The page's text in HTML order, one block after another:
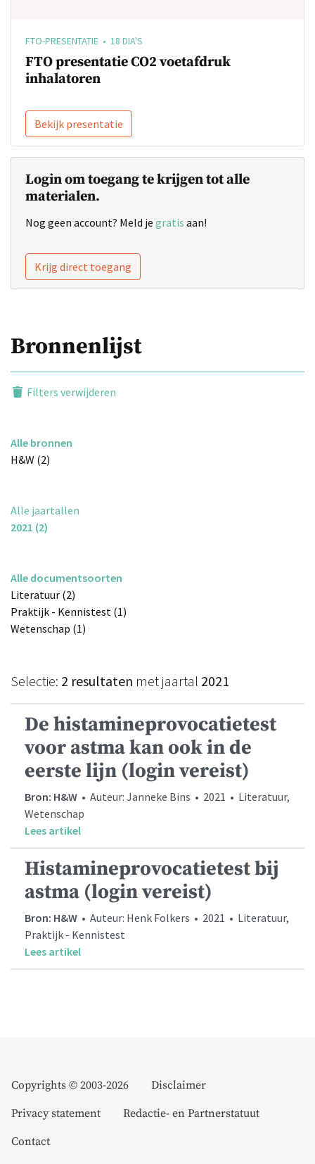
FTO-PRESENTATIE • 18 DIA'S
FTO presentatie CO2 voetafdruk
inhalatoren
Bekijk presentatie
Login om toegang te krijgen tot alle
materialen.
Nog geen account? Meld je gratis aan!
Krijg direct toegang
Bronnenlijst
Filters verwijderen
Alle bronnen
H&W (2)
Alle jaartallen
2021 (2)
Alle documentsoorten
Literatuur (2)
Praktijk - Kennistest (1)
Wetenschap (1)
Selectie: 2 resultaten met jaartal 2021
De histamineprovocatietest
voor astma kan ook in de
eerste lijn (login vereist)
Bron: H&W • Auteur: Janneke Bins • 2021 • Literatuur,
Wetenschap
Lees artikel
Histamineprovocatietest bij
astma (login vereist)
Bron: H&W • Auteur: Henk Folkers • 2021 • Literatuur,
Praktijk - Kennistest
Lees artikel
Copyrights © 2003-2026
Disclaimer
Privacy statement
Redactie- en Partnerstatuut
Contact